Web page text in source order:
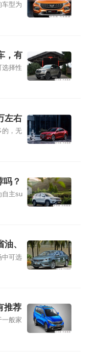
车型为
，有
选择性
左右
的，无
？
自主su
、
中可选
推荐
一般家